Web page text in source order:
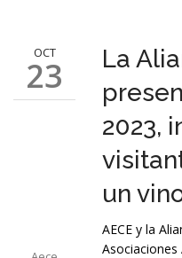
OCT
23
La
2023,
un
AECE y la
Asociaciones